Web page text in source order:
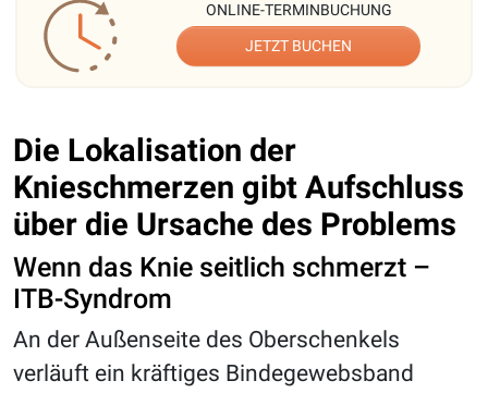
ONLINE-TERMINBUCHUNG
JETZT BUCHEN
Die Lokalisation der
Knieschmerzen gibt Aufschluss
über die Ursache des Problems
Wenn das Knie seitlich schmerzt –
ITB-Syndrom
An der Außenseite des Oberschenkels
verläuft ein kräftiges Bindegewebsband